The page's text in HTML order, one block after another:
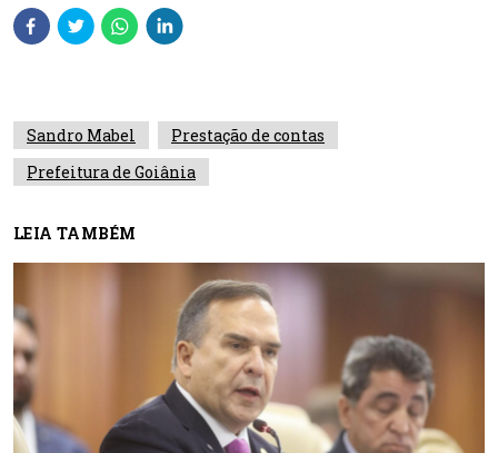
Sandro Mabel
Prestação de contas
Prefeitura de Goiânia
LEIA TAMBÉM